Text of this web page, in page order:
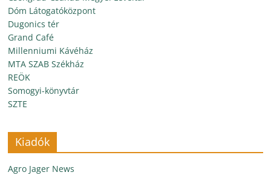
Dóm Látogatóközpont
Dugonics tér
Grand Café
Millenniumi Kávéház
MTA SZAB Székház
REÖK
Somogyi-könyvtár
SZTE
Kiadók
Agro Jager News